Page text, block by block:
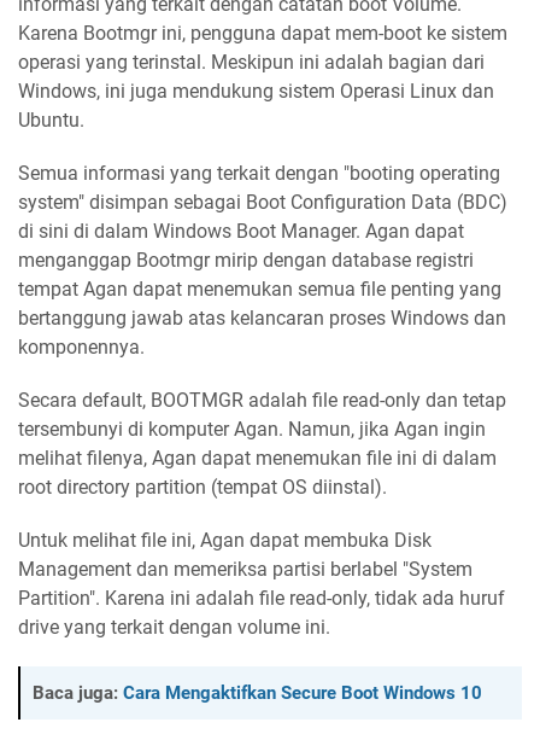
informasi yang terkait dengan catatan boot Volume.
Karena Bootmgr ini, pengguna dapat mem-boot ke sistem
operasi yang terinstal. Meskipun ini adalah bagian dari
Windows, ini juga mendukung sistem Operasi Linux dan
Ubuntu.
Semua informasi yang terkait dengan "booting operating
system" disimpan sebagai Boot Configuration Data (BDC)
di sini di dalam Windows Boot Manager. Agan dapat
menganggap Bootmgr mirip dengan database registri
tempat Agan dapat menemukan semua file penting yang
bertanggung jawab atas kelancaran proses Windows dan
komponennya.
Secara default, BOOTMGR adalah file read-only dan tetap
tersembunyi di komputer Agan. Namun, jika Agan ingin
melihat filenya, Agan dapat menemukan file ini di dalam
root directory partition (tempat OS diinstal).
Untuk melihat file ini, Agan dapat membuka Disk
Management dan memeriksa partisi berlabel "System
Partition". Karena ini adalah file read-only, tidak ada huruf
drive yang terkait dengan volume ini.
Baca juga: Cara Mengaktifkan Secure Boot Windows 10